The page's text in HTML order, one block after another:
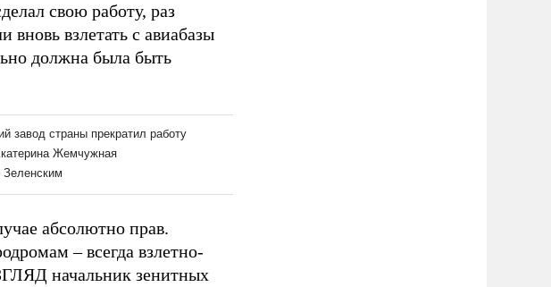
свою работу, раз
вновь взлетать с авиабазы
должна была быть
абсолютно прав.
– всегда взлетно-
начальник зенитных